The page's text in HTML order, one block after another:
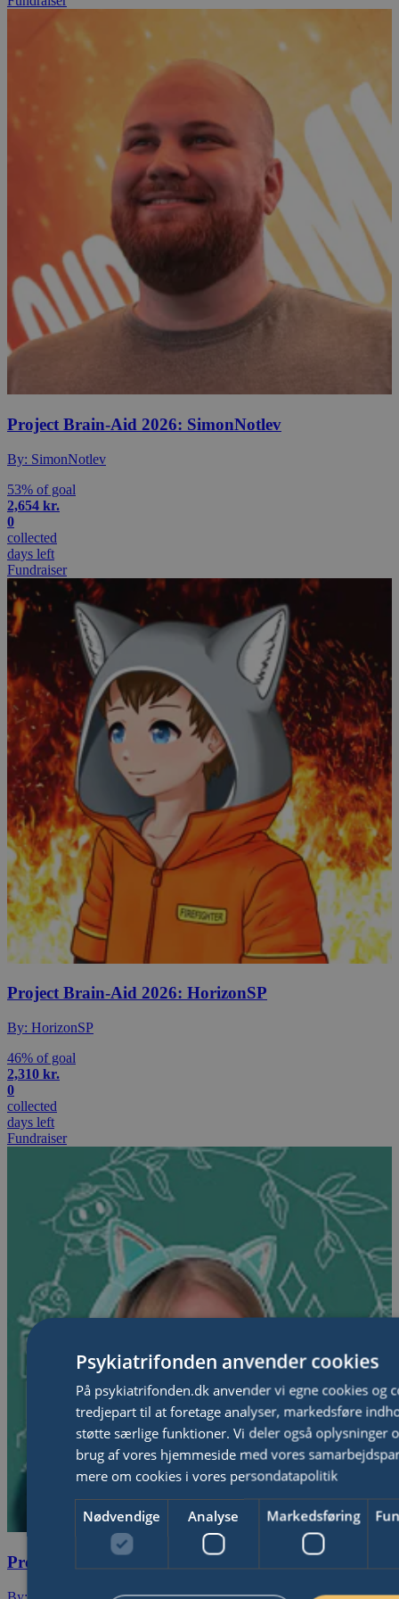
Project Brain-Aid 2026: SimonNotlev
By: SimonNotlev
53% of goal
2,654 kr.
0
collected
days left
Fundraiser
Project Brain-Aid 2026: HorizonSP
By: HorizonSP
46% of goal
2,310 kr.
0
collected
days left
Fundraiser
Project Brain-Aid 2026: Pernille_HH
Psykiatrifonden anvender cookies
På psykiatrifonden.dk anvender vi egne cookies og
tredjepart til at foretage analyser, markedsføre
støtte særlige funktioner. Vi deler også oplysninger
brug af vores hjemmeside med vores
mere om cookies i vores persondatapolitik
Nødvendige Analyse Markedsføring